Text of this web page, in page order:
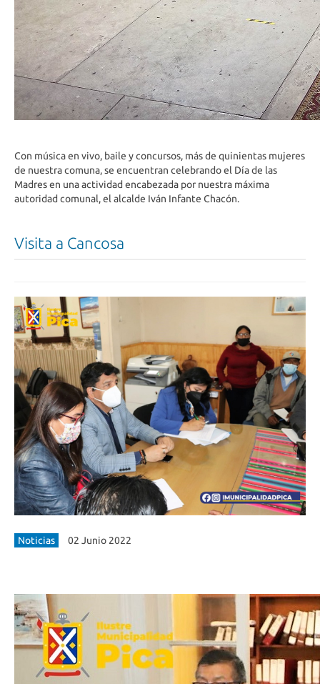
Con música en vivo, baile y concursos, más de quinientas mujeres
de nuestra comuna, se encuentran celebrando el Día de las
Madres en una actividad encabezada por nuestra máxima
autoridad comunal, el alcalde Iván Infante Chacón.
Visita a Cancosa
Noticias 02 Junio 2022